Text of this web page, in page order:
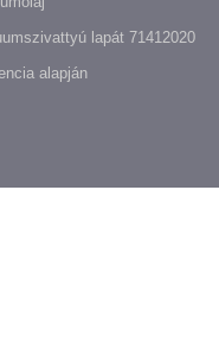
lapát 71412020
alapján